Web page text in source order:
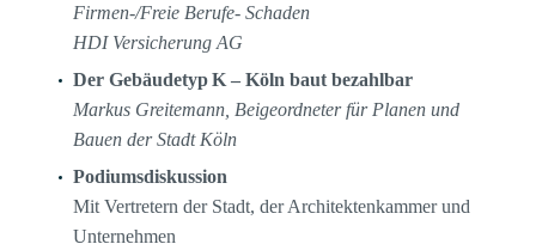
Firmen-/Freie Berufe- Schaden
HDI Versicherung AG
Der GebäudetypK – Köln baut bezahlbar
Markus Greitemann, Beigeordneter für Planen und
Bauen der Stadt Köln
Podiumsdiskussion
Mit Vertretern der Stadt, der Architektenkammer und
Unternehmen